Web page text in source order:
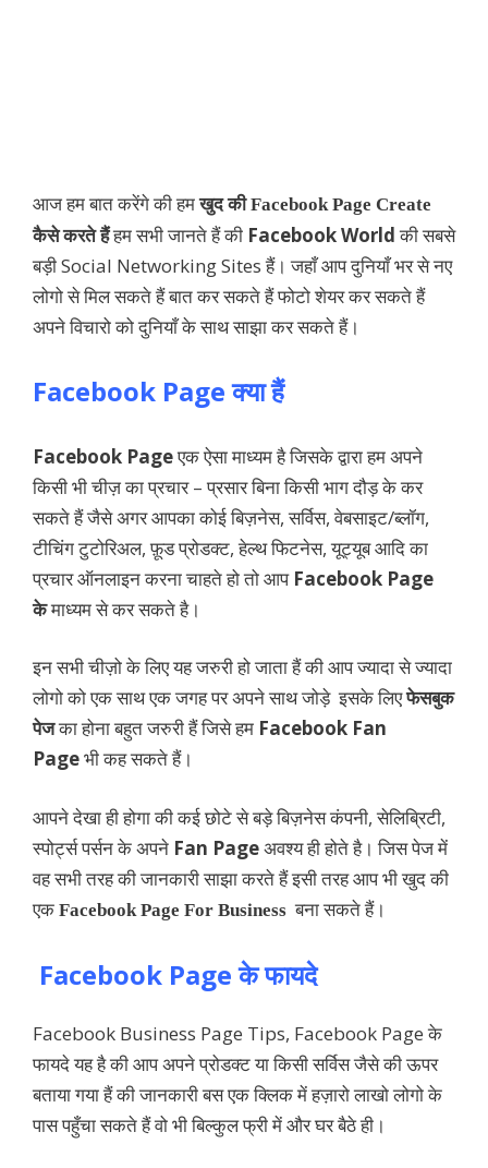
आज हम बात करेंगे की हमखुद कीFacebook Page Create
कैसे करते हैंहम सभी जानते हैं की Facebook Worldकी सबसे
बड़ी Social Networking Sites हैं। जहाँ आप दुनियाँ भर से नए
लोगो से मिल सकते हैं बात कर सकते हैं फोटो शेयर कर सकते हैं
अपने विचारो को दुनियाँ के साथ साझा कर सकते हैं।
Facebook Page क्या हैं
Facebook Pageएक ऐसा माध्यम है जिसके द्वारा हम अपने
किसी भी चीज़ का प्रचार – प्रसार बिना किसी भाग दौड़ के कर
सकते हैं जैसे अगर आपका कोई बिज़नेस, सर्विस, वेबसाइट/ब्लॉग,
टीचिंग टुटोरिअल, फ़ूड प्रोडक्ट, हेल्थ फिटनेस, यूट्यूब आदि का
प्रचार ऑनलाइन करना चाहते हो तो आप Facebook Page
केमाध्यम से कर सकते है।
इन सभी चीज़ो के लिए यह जरुरी हो जाता हैं की आप ज्यादा से ज्यादा
लोगो को एक साथ एक जगह पर अपने साथ जोड़े इसके लिएफेसबुक
पेजका होना बहुत जरुरी हैं जिसे हम Facebook Fan
Pageभी कह सकते हैं।
आपने देखा ही होगा की कई छोटे से बड़े बिज़नेस कंपनी, सेलिब्रिटी,
स्पोर्ट्स पर्सन के अपने Fan Pageअवश्य ही होते है। जिस पेज में
वह सभी तरह की जानकारी साझा करते हैं इसी तरह आप भी खुद की
एक Facebook Page For Business बना सकते हैं।
Facebook Page के फायदे
Facebook Business Page Tips, Facebook Page के
फायदे यह है की आप अपने प्रोडक्ट या किसी सर्विस जैसे की ऊपर
बताया गया हैं की जानकारी बस एक क्लिक में हज़ारो लाखो लोगो के
पास पहुँचा सकते हैं वो भी बिल्कुल फ्री में और घर बैठे ही।